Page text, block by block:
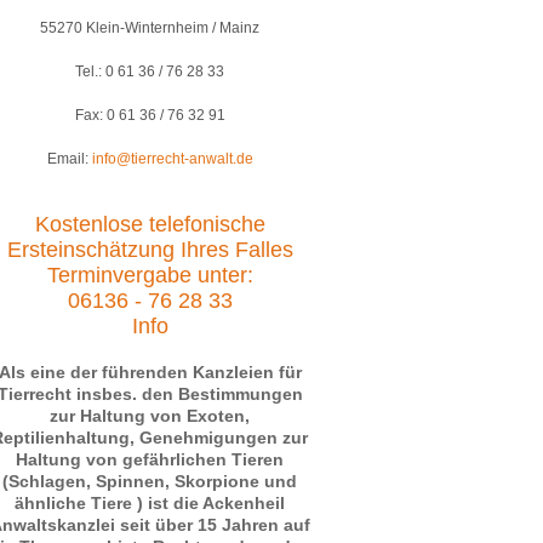
55270 Klein-Winternheim / Mainz
Tel.: 0 61 36 / 76 28 33
Fax: 0 61 36 / 76 32 91
Email: info@tierrecht-anwalt.de
Kostenlose telefonische
Ersteinschätzung Ihres Falles
Terminvergabe unter:
06136 - 76 28 33
Info
eine der führenden Kanzleien für
insbes. den Bestimmungen
zur Haltung von Exoten,
Genehmigungen zur
Haltung von gefährlichen Tieren
(Schlagen, Spinnen, Skorpione und
ähnliche Tiere ) ist die Ackenheil
seit über 15 Jahren auf